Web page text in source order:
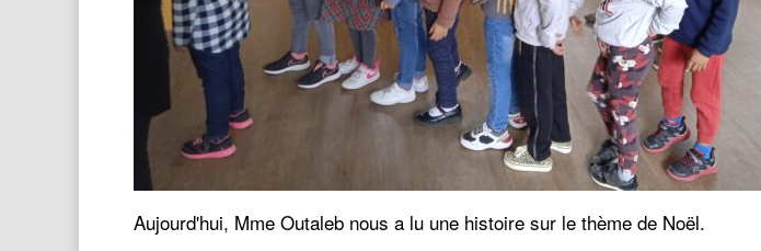
Aujourd'hui, Mme Outaleb nous a lu une histoire sur le thème de Noël.